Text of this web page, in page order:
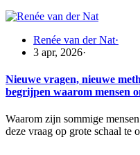
Renée van der Nat·
3 apr, 2026·
Nieuwe vragen, nieuwe
begrijpen waarom mensen
Waarom zijn sommige
deze vraag op grote schaal te